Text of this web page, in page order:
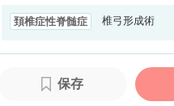
頚椎症性脊髄症 椎弓形成術
保存